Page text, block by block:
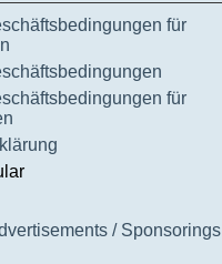
für
für
/ Sponsorings